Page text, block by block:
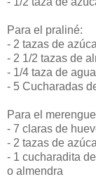
Para el praliné:
- 2 tazas de
- 2 1/2 tazas de
- 1/4 taza de agua
- 5 Cucharadas
Para el
- 7 claras de
- 2 tazas de
- 1 cucharadita
o almendra